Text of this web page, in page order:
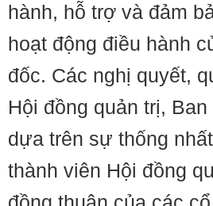
hành, hỗ trợ và đảm
hoạt động điều hành
đốc. Các nghị quyết,
Hội đồng quản trị,
dựa trên sự thống
thành viên Hội đồng